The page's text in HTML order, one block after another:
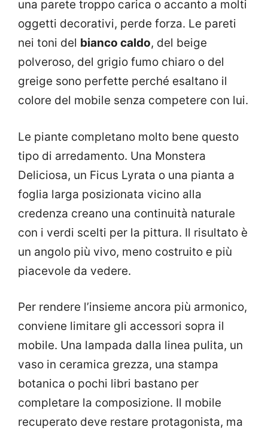
una parete troppo carica o accanto a molti
oggetti decorativi, perde forza. Le pareti
nei toni del bianco caldo, del beige
polveroso, del grigio fumo chiaro o del
greige sono perfette perché esaltano il
colore del mobile senza competere con lui.
Le piante completano molto bene questo
tipo di arredamento. Una Monstera
Deliciosa, un Ficus Lyrata o una pianta a
foglia larga posizionata vicino alla
credenza creano una continuità naturale
con i verdi scelti per la pittura. Il risultato è
un angolo più vivo, meno costruito e più
piacevole da vedere.
Per rendere l’insieme ancora più armonico,
conviene limitare gli accessori sopra il
mobile. Una lampada dalla linea pulita, un
vaso in ceramica grezza, una stampa
botanica o pochi libri bastano per
completare la composizione. Il mobile
recuperato deve restare protagonista, ma